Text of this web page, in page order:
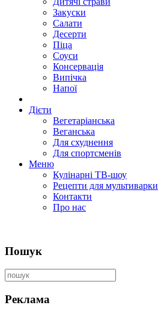
Закуски
Салати
Десерти
Піца
Соуси
Консервація
Випічка
Напої
Дієти
Вегетаріанська
Веганська
Для схуднення
Для спортсменів
Меню
Кулінарні ТВ-шоу
Рецепти для мультиварки
Контакти
Про нас
Пошук
Реклама